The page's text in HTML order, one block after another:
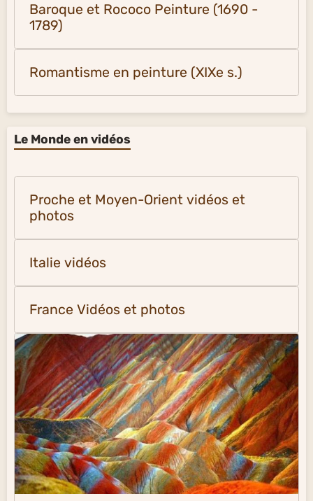
Baroque et Rococo Peinture (1690 -
1789)
Romantisme en peinture (XIXe s.)
Le Monde en vidéos
Proche et Moyen-Orient vidéos et
photos
Italie vidéos
France Vidéos et photos